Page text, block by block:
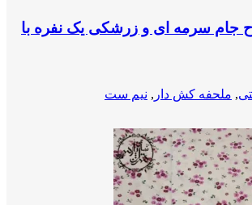
جام سرمه ای و زرشکی یک نفره با
, ملحفه کش دار , نیم ست